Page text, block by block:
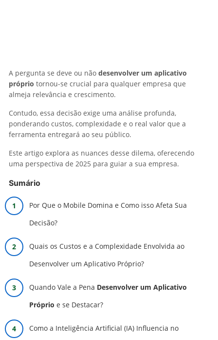
A pergunta se deve ou não desenvolver um aplicativo
próprio tornou-se crucial para qualquer empresa que
almeja relevância e crescimento.
Contudo, essa decisão exige uma análise profunda,
ponderando custos, complexidade e o real valor que a
ferramenta entregará ao seu público.
Este artigo explora as nuances desse dilema, oferecendo
uma perspectiva de 2025 para guiar a sua empresa.
Sumário
Por Que o Mobile Domina e Como isso Afeta Sua
Decisão?
Quais os Custos e a Complexidade Envolvida ao
Desenvolver um Aplicativo Próprio?
Quando Vale a Pena Desenvolver um Aplicativo
Próprio e se Destacar?
Como a Inteligência Artificial (IA) Influencia no